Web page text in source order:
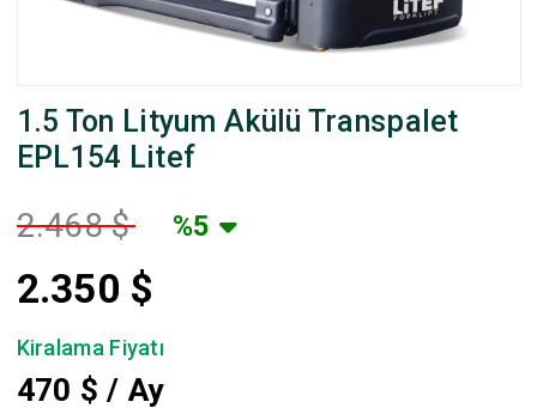
1.5 Ton Lityum Akülü Transpalet
EPL154 Litef
2.468 $ %5
2.350 $
Kiralama Fiyatı
470 $ / Ay